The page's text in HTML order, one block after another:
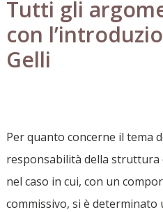
Tutti gli
con
Gelli
Per quanto concerne il tema
responsabilità della struttura
nel caso in cui, con un
commissivo, si è determinato